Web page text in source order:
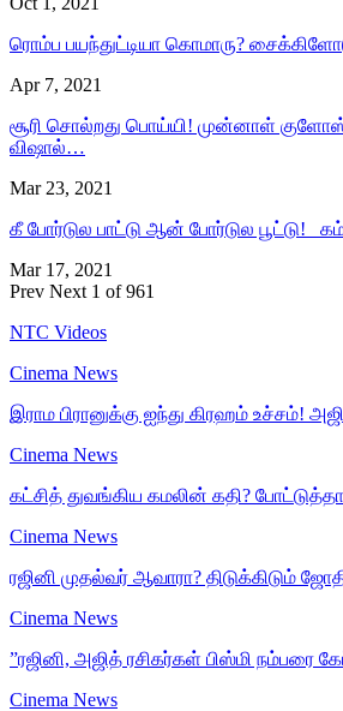
ரொம்ப பயந்துட்டியா கொமாரு?
Apr 7, 2021
சூரி சொல்றது பொய்யி! முன்னாள்
விஷால்…
Mar 23, 2021
கீ போர்டுல பாட்டு ஆன் போர்டுல பூட்டு!
Mar 17, 2021
Prev Next 1 of 961
NTC Videos
Cinema News
இராம பிரானுக்கு ஐந்து கிரஹம் உச்சம்!
Cinema News
கட்சித் துவங்கிய கமலின் கதி?
Cinema News
ரஜினி முதல்வர் ஆவாரா? திடுக்கிடும்
Cinema News
”ரஜினி, அஜித் ரசிகர்கள் பிஸ்மி நம்பரை
Cinema News